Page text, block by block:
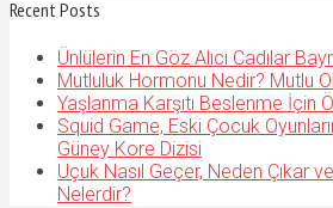
Recent Posts
Ünlülerin En Göz Alıcı Cadılar
Mutluluk Hormonu Nedir? Mutlu
Yaşlanma Karşıtı Beslenme İçin
Squid Game, Eski Çocuk
Güney Kore Dizisi
Uçuk Nasıl Geçer, Neden Çıkar
Nelerdir?